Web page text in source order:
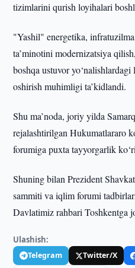
tizimlarini qurish loyihalari
"Yashil" energetika,
ta’minotini modernizatsiya
boshqa ustuvor
oshirish muhimligi ta’kidlandi.
Shu ma’noda, joriy yilda
rejalashtirilgan Hukumatlararo
forumiga puxta tayyorgarlik
Shuning bilan Prezident
sammiti va iqlim forumi
Davlatimiz rahbari Toshkentga
Ulashish:
Telegram Twitter/X